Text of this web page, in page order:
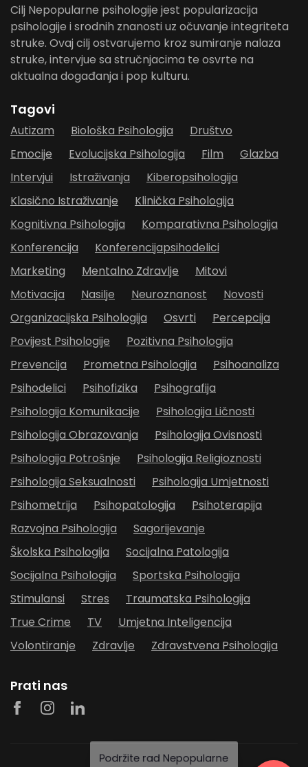
Cilj Nepopularne psihologije jest popularizacija
psihologije i srodnih znanosti uz očuvanje integriteta
struke. Ovaj cilj ostvarujemo kroz sumiranje nalaza
struke, intervjue sa stručnjacima te osvrte na
aktualna događanja i pop kulturu.
Tagovi
Autizam Biološka Psihologija
Društvo
Emocije
Evolucijska Psihologija Film
Glazba
Intervjui
Istraživanja
Kiberopsihologija
Klasično Istraživanje
Klinička Psihologija
Kognitivna Psihologija
Komparativna Psihologija
Konferencija
Konferencijapsihodelici
Marketing
Mentalno Zdravlje
Mitovi
Motivacija
Nasilje Neuroznanost
Novosti
Organizacijska Psihologija
Osvrti
Percepcija
Povijest Psihologije
Pozitivna Psihologija
Prevencija
Prometna Psihologija
Psihoanaliza
Psihodelici
Psihofizika
Psihografija
Psihologija Komunikacije
Psihologija Ličnosti
Psihologija Obrazovanja
Psihologija Ovisnosti
Psihologija Potrošnje
Psihologija Religioznosti
Psihologija Seksualnosti
Psihologija Umjetnosti
Psihometrija
Psihopatologija
Psihoterapija
Razvojna Psihologija
Sagorijevanje
Školska Psihologija
Socijalna Patologija
Socijalna Psihologija
Sportska Psihologija
Stimulansi
Stres
Traumatska Psihologija
True Crime
TV
Umjetna Inteligencija
Volontiranje
Zdravlje Zdravstvena Psihologija
Prati nas